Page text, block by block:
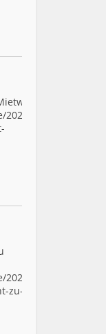
08/0
08/0
zu-